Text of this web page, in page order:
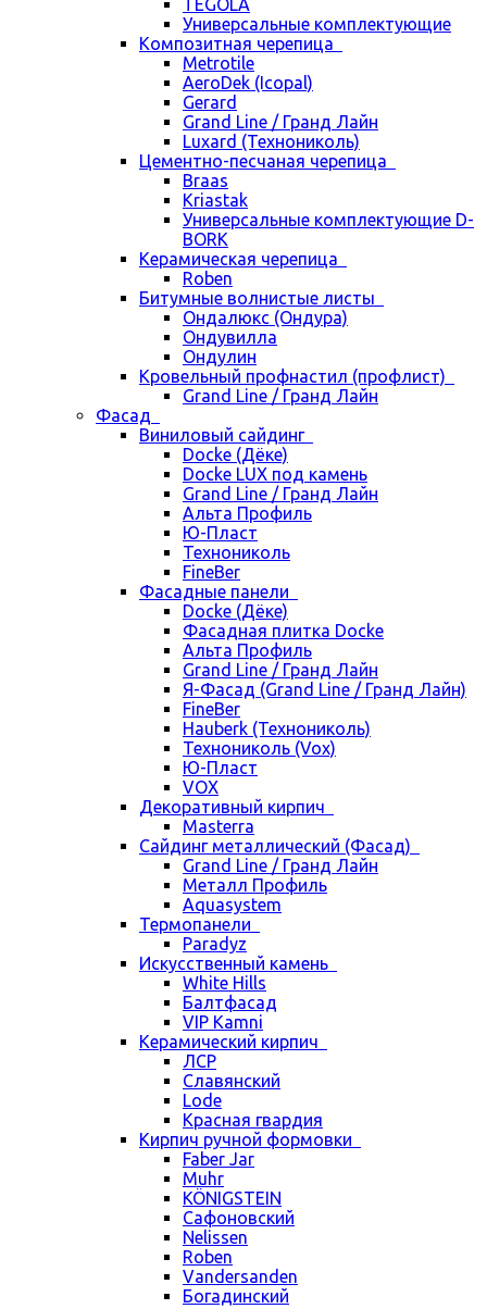
TEGOLA
Универсальные комплектующие
Композитная черепица
Metrotile
AeroDek (Icopal)
Gerard
Grand Line / Гранд Лайн
Luxard (Технониколь)
Цементно-песчаная черепица
Braas
Kriastak
Универсальные комплектующие D-
BORK
Керамическая черепица
Roben
Битумные волнистые листы
Ондалюкс (Ондура)
Ондувилла
Ондулин
Кровельный профнастил (профлист)
Grand Line / Гранд Лайн
Фасад
Виниловый сайдинг
Docke (Дёке)
Docke LUX под камень
Grand Line / Гранд Лайн
Альта Профиль
Ю-Пласт
Технониколь
FineBer
Фасадные панели
Docke (Дёке)
Фасадная плитка Docke
Альта Профиль
Grand Line / Гранд Лайн
Я-Фасад (Grand Line / Гранд Лайн)
FineBer
Hauberk (Технониколь)
Технониколь (Vox)
Ю-Пласт
VOX
Декоративный кирпич
Masterra
Сайдинг металлический (Фасад)
Grand Line / Гранд Лайн
Металл Профиль
Aquasystem
Термопанели
Paradyz
Искусственный камень
White Hills
Балтфасад
VIP Kamni
Керамический кирпич
ЛСР
Славянский
Lode
Красная гвардия
Кирпич ручной формовки
Faber Jar
Muhr
KÖNIGSTEIN
Сафоновский
Nelissen
Roben
Vandersanden
Богадинский